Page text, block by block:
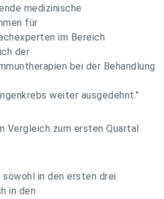
medizinische
für
im Bereich
der
bei der Behandlung
weiter ausgedehnt."
Vergleich zum ersten Quartal
in den ersten drei
in den